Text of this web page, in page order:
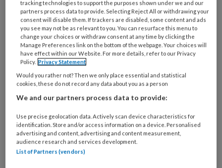
Blijf op de hoogte van al het
nieuws voor verzorgenden
met degratis online
nieuwsbrief >>
Benzodiazepines zijn een
vorm van een fixerende
maatregel
tracking technologies to support the purposes shown under we and our
partners process data to provide. Selecting Reject All or withdrawing your
consent will disable them. If trackers are disabled, some content and ads
you see may not be as relevant to you. You can resurface this menu to
change your choices or withdraw consent at any time by clicking the
Manage Preferences link on the bottom of the webpage. Your choices will
have effect within our Website. For more details, refer to our Privacy
Policy. Privacy Statement
Would you rather not? Then we only place essential and statistical
cookies, these do not record any data about you as a person
We and our partners process data to provide:
Use precise geolocation data. Actively scan device characteristics for
identification. Store and/or access information on a device. Personalised
advertising and content, advertising and content measurement,
audience research and services development.
List of Partners (vendors)